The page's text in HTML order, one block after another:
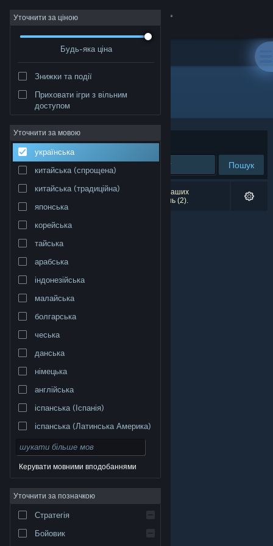
Увійти
Крамниця
Інформація
Підтримка
Змінити мову
Переглянути повну версію
© Valve Corporation. Усі права захищено. Усі
Юридична інформація
підписника Steam
cookie
Уточнити за ціною
Будь-яка ціна
Знижки та події
Приховати ігри з вільним
доступом
Уточнити за мовою
українська
китайська (спрощена)
китайська (традиційна)
японська
корейська
тайська
арабська
індонезійська
малайська
болгарська
чеська
данська
німецька
англійська
іспанська (Іспанія)
іспанська (Латинська Америка)
Керувати мовними вподобаннями
Уточнити за позначкою
Стратегія
Бойовик
Розробник: Saluda Systems
Упорядкувати за доречністю
Пошук
Результатів вашого пошуку: 0. Відповідно до ваших
уподобань було виключено кілька найменувань (2).